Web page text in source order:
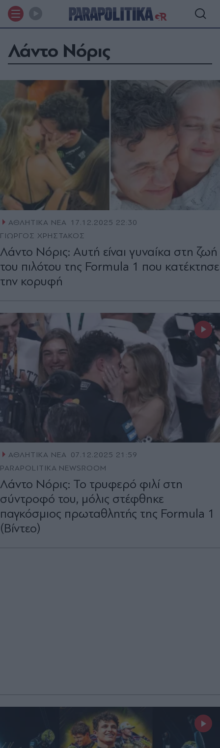
Λάντο Νόρις
ΑΘΛΗΤΙΚΑ ΝΕΑ 17.12.2025 22:30
ΓΙΩΡΓΟΣ ΧΡΗΣΤΑΚΟΣ
Λάντο Νόρις: Αυτή είναι γυναίκα στη ζωή
του πιλότου της Formula 1 που κατέκτησε
την κορυφή
ΑΘΛΗΤΙΚΑ ΝΕΑ 07.12.2025 21:59
PARAPOLITIKA NEWSROOM
Λάντο Νόρις: Το τρυφερό φιλί στη
σύντροφό του, μόλις στέφθηκε
παγκόσμιος πρωταθλητής της Formula 1
(Βίντεο)